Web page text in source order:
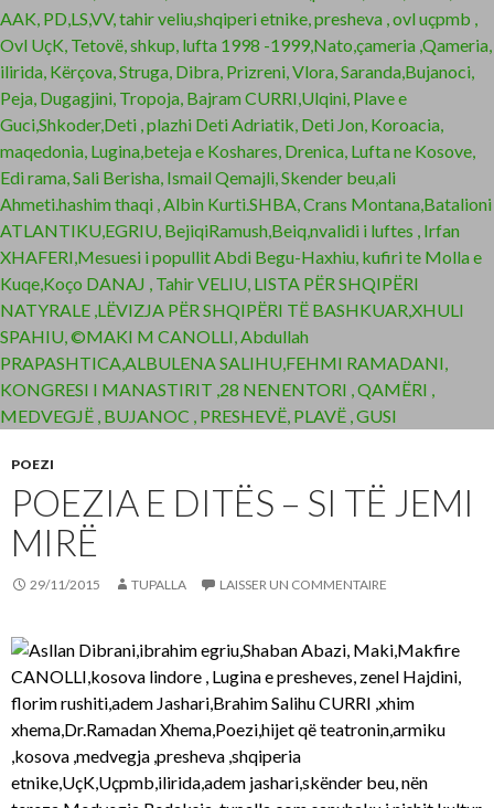
POEZI
POEZIA E DITËS – SI TË JEMI
MIRË
29/11/2015 TUPALLA LAISSER UN COMMENTAIRE